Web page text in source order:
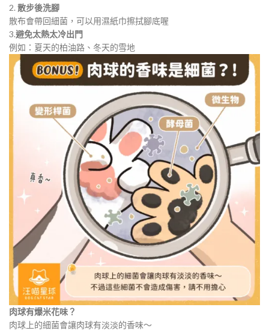
2. 散步後洗腳
散布會帶回細菌，可以用濕紙巾擦拭腳底喔
3.避免太熱太冷出門
例如：夏天的柏油路、冬天的雪地
肉球有爆米花味？
肉球上的細菌會讓肉球有淡淡的香味～